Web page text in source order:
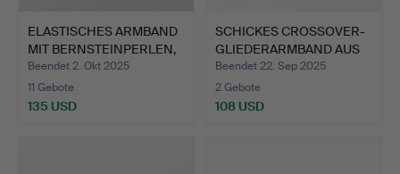
ELASTISCHES ARMBAND
MIT BERNSTEINPERLEN,
E…
Beendet 2. Okt 2025
11 Gebote
135 USD
SCHICKES CROSSOVER-
GLIEDERARMBAND AUS
PERU…
Beendet 22. Sep 2025
2 Gebote
108 USD